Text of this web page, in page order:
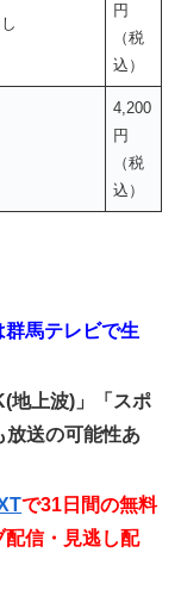
円
（税
込）
4,200
円
（税
込）
馬テレビで生
地上波)」「スポ
放送の可能性あ
で31日間の無料
配信・見逃し配